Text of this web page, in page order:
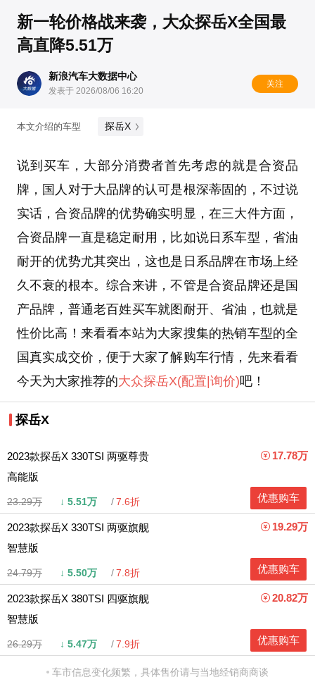
新一轮价格战来袭，大众探岳X全国最
高直降5.51万
新浪汽车大数据中心
发表于 2026/08/06 16:20
关注
本文介绍的车型 探岳X
说到买车，大部分消费者首先考虑的就是合资品
牌，国人对于大品牌的认可是根深蒂固的，不过说
实话，合资品牌的优势确实明显，在三大件方面，
合资品牌一直是稳定耐用，比如说日系车型，省油
耐开的优势尤其突出，这也是日系品牌在市场上经
久不衰的根本。综合来讲，不管是合资品牌还是国
产品牌，普通老百姓买车就图耐开、省油，也就是
性价比高！来看看本站为大家搜集的热销车型的全
国真实成交价，便于大家了解购车行情，先来看看
今天为大家推荐的大众探岳X(配置|询价)吧！
探岳X
2023款探岳X 330TSI 两驱尊贵
高能版
23.29万 ↓ 5.51万 7.6折
17.78万
优惠购车
2023款探岳X 330TSI 两驱旗舰
智慧版
24.79万 ↓ 5.50万 7.8折
19.29万
优惠购车
2023款探岳X 380TSI 四驱旗舰
智慧版
26.29万 ↓ 5.47万 7.9折
20.82万
优惠购车
车市信息变化频繁，具体售价请与当地经销商商谈